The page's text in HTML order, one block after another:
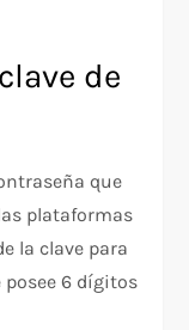
de
que
plataformas
la clave para
posee 6 dígitos